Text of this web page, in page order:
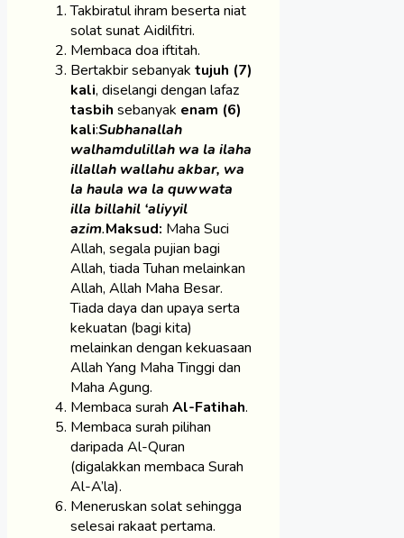
Takbiratul ihram beserta niat
solat sunat Aidilfitri.
Membaca doa iftitah.
Bertakbir sebanyak tujuh (7)
kali, diselangi dengan lafaz
tasbih sebanyak enam (6)
kali:Subhanallah
walhamdulillah wa la ilaha
illallah wallahu akbar, wa
la haula wa la quwwata
illa billahil ‘aliyyil
azim.Maksud: Maha Suci
Allah, segala pujian bagi
Allah, tiada Tuhan melainkan
Allah, Allah Maha Besar.
Tiada daya dan upaya serta
kekuatan (bagi kita)
melainkan dengan kekuasaan
Allah Yang Maha Tinggi dan
Maha Agung.
Membaca surah Al-Fatihah.
Membaca surah pilihan
daripada Al-Quran
(digalakkan membaca Surah
Al-A’la).
Meneruskan solat sehingga
selesai rakaat pertama.